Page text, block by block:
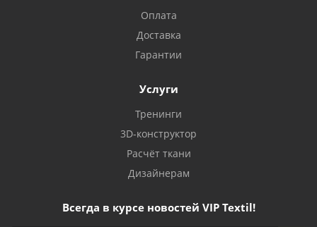
Оплата
Доставка
Гарантии
Услуги
Тренинги
3D-конструктор
Расчёт ткани
Дизайнерам
Всегда в курсе новостей VIP Textil!